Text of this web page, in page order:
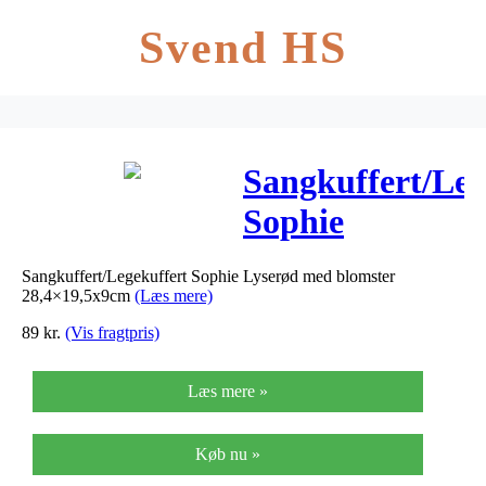
Svend HS
Sangkuffert/
Sophie
Lyserød med
Sangkuffert/Legekuffert Sophie Lyserød med blomster
28,4×19,5x9cm (Læs mere)
89 kr. (Vis fragtpris)
Læs mere »
Køb nu »